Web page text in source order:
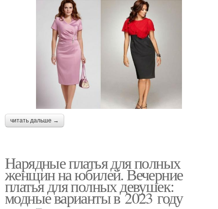
читать дальше →
Нарядные платья для полных
женщин на юбилей. Вечерние
платья для полных девушек:
модные варианты в 2023 году